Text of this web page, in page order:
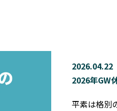
2026.04.22
2026年GW
平素は格別